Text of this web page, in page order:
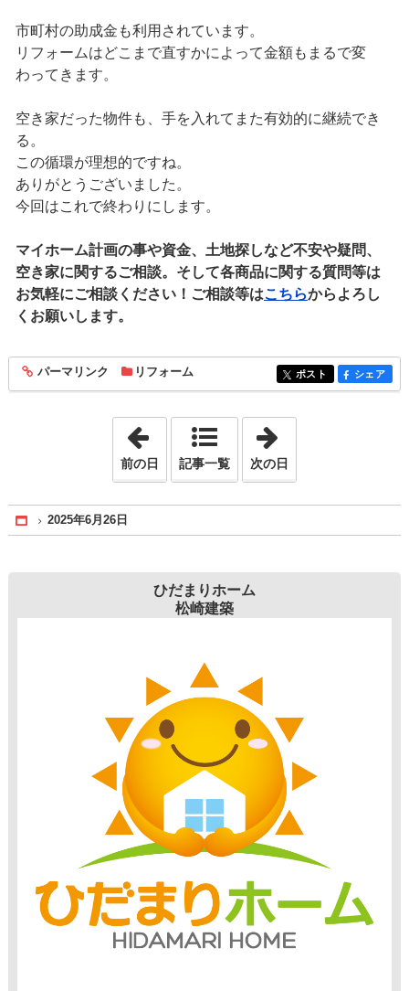
市町村の助成金も利用されています。
リフォームはどこまで直すかによって金額もまるで変
わってきます。
空き家だった物件も、手を入れてまた有効的に継続でき
る。
この循環が理想的ですね。
ありがとうございました。
今回はこれで終わりにします。
マイホーム計画の事や資金、土地探しなど不安や疑問、
空き家に関するご相談。そして各商品に関する質問等は
お気軽にご相談ください！ご相談等はこちらからよろし
くお願いします。
entry1886
パーマリンク リフォーム entry1886
ポスト entry1886
シェア
「2025年6月19日」
前の日 記事一覧 次の日
Home
2025年6月26日
ひだまりホーム
松崎建築